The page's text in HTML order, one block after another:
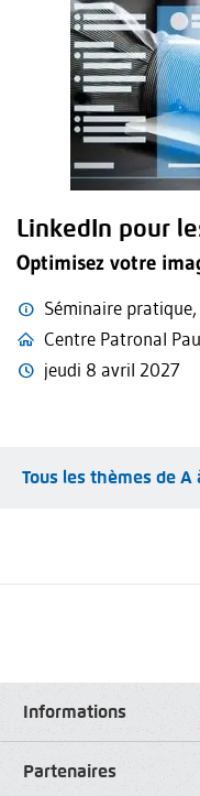
LinkedIn pour
Optimisez votre
Séminaire
Centre Patronal
jeudi 8 avril 2027
Tous les thèmes de A
Informations
Partenaires